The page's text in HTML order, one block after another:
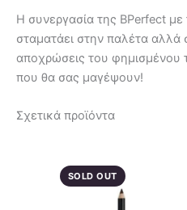
Η συνεργασία της BPerfect
σταματάει στην παλέτα αλλά
αποχρώσεις του φημισμένου
που θα σας μαγέψουν!
Σχετικά προϊόντα
SOLD OUT